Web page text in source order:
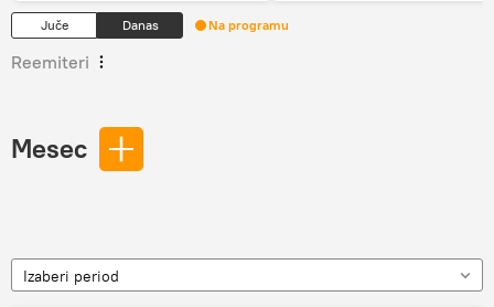
Juče Danas Na programu
Reemiteri
Mesec
Izaberi period